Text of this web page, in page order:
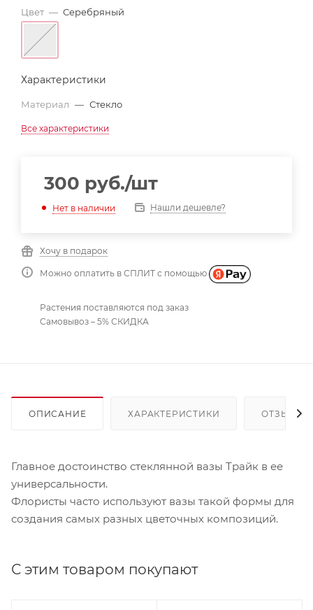
Цвет — Серебряный
Характеристики
Материал — Стекло
Все характеристики
300 руб./шт
Нет в наличии Нашли дешевле?
Хочу в подарок
Можно оплатить в СПЛИТ с помощью
Растения поставляются под заказ
Самовывоз – 5% СКИДКА
ОПИСАНИЕ ХАРАКТЕРИСТИКИ ОТЗЫВЫ
Главное достоинство стеклянной вазы Трайк в ее
универсальности.
Флористы часто используют вазы такой формы для
создания самых разных цветочных композиций.
С этим товаром покупают